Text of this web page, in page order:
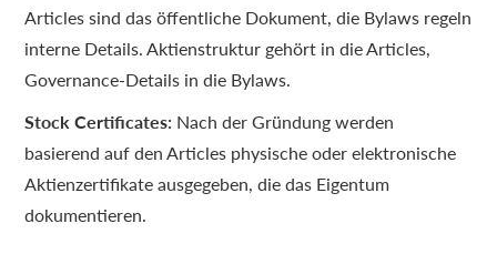
Articles sind das öffentliche Dokument, die Bylaws regeln
interne Details. Aktienstruktur gehört in die Articles,
Governance-Details in die Bylaws.
Stock Certificates: Nach der Gründung werden
basierend auf den Articles physische oder elektronische
Aktienzertifikate ausgegeben, die das Eigentum
dokumentieren.